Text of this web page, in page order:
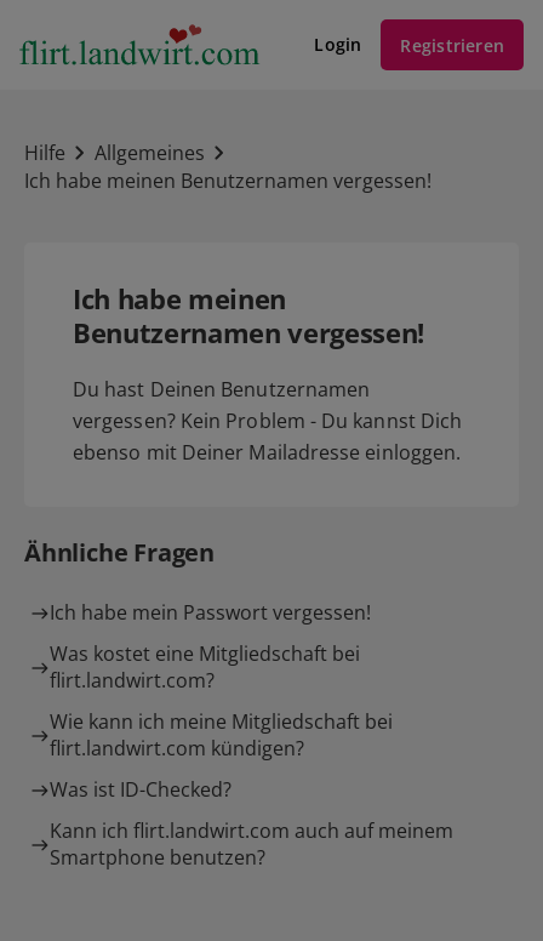
Login Registrieren
Hilfe
Allgemeines
Ich habe meinen Benutzernamen vergessen!
Ich habe meinen
Benutzernamen vergessen!
Du hast Deinen Benutzernamen
vergessen? Kein Problem - Du kannst Dich
ebenso mit Deiner Mailadresse einloggen.
Ähnliche Fragen
Ich habe mein Passwort vergessen!
Was kostet eine Mitgliedschaft bei
flirt.landwirt.com?
Wie kann ich meine Mitgliedschaft bei
flirt.landwirt.com kündigen?
Was ist ID-Checked?
Kann ich flirt.landwirt.com auch auf meinem
Smartphone benutzen?